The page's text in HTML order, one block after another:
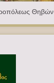
Θηβών